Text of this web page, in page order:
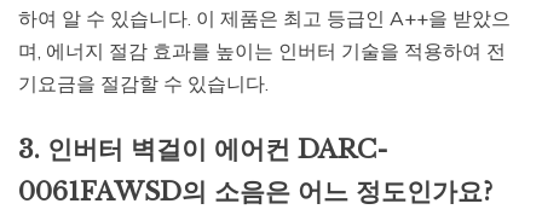
하여 알 수 있습니다. 이 제품은 최고 등급인 A++을 받았으
며, 에너지 절감 효과를 높이는 인버터 기술을 적용하여 전
기요금을 절감할 수 있습니다.
3. 인버터 벽걸이 에어컨 DARC-
0061FAWSD의 소음은 어느 정도인가요?